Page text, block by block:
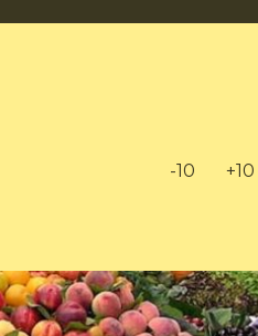
-10 +10